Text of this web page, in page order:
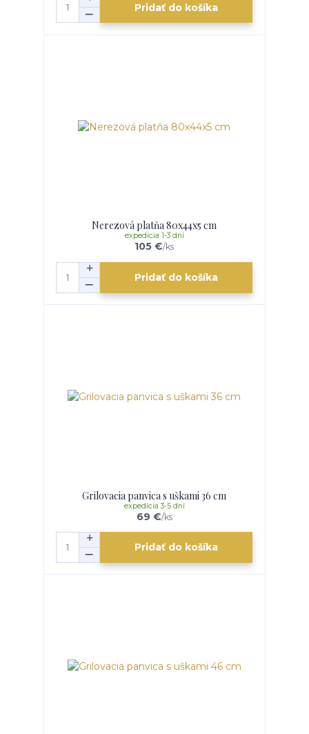
Pridať do košíka
Nerezová platňa 80x44x5 cm
105 €/ks
expedícia 1-3 dní
Pridať do košíka
Grilovacia panvica s uškami 36 cm
69 €/ks
expedícia 3-5 dní
Pridať do košíka